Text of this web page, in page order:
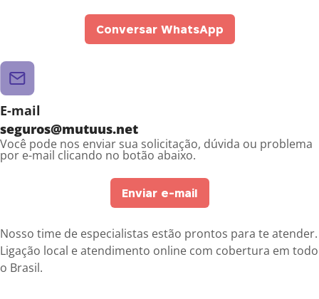
Conversar WhatsApp
E-mail
seguros@mutuus.net
Você pode nos enviar sua solicitação, dúvida ou problema
por e-mail clicando no botão abaixo.
Enviar e-mail
Nosso time de especialistas estão prontos para te atender.
Ligação local e atendimento online com cobertura em todo
o Brasil.